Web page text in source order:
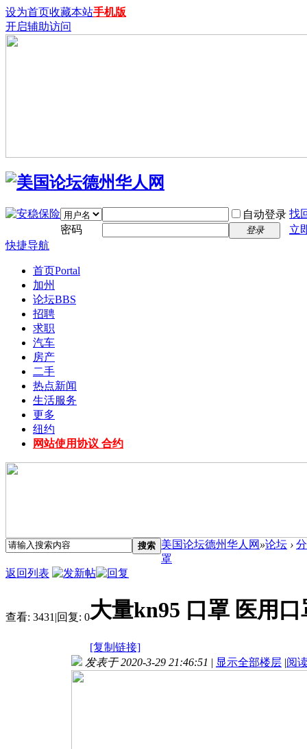
设为首页收藏本站手机版
开启辅助访问
自动登录 找
密码
登录
立
快捷导航
首页Portal
加州
论坛BBS
招聘
求职
汽车
房产
二手
热点新闻
生活服务
更多
纽约
网站使用协议 合约
搜索 美国论坛德州华人网 »论坛 ›
罩
返回列表
查看: 3431 |回复: 0大量kn95 口罩 医用口
[复制链接]
发表于 2020-3-29 21:46:51 | 显示全部楼层 |阅